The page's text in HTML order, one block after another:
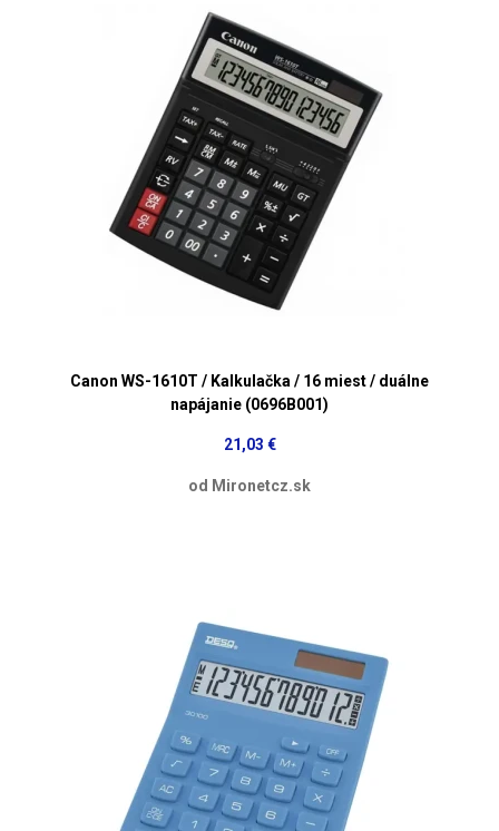
Canon WS-1610T / Kalkulačka / 16 miest / duálne
napájanie (0696B001)
21,03 €
od Mironetcz.sk